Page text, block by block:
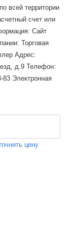
всей территории
счет или
Сайт
Торговая
Адрес:
д.9 Телефон:
83 Электронная
цену